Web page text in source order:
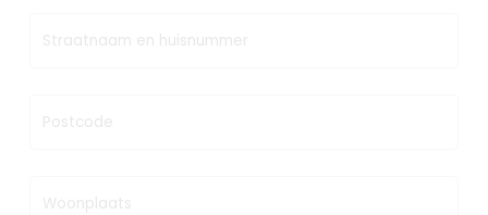
Straatnaam en huisnummer
Postcode
Woonplaats